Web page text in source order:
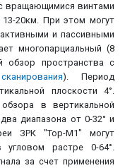
вращающимися винтами
20км. При этом могут
и пассивными
многопарциальный (8
обзор пространства с
). Период
плоскости 4°.
в вертикальной
диапазона от 0-32° и
ЗРК "Top-M1" могут
растре 0-64°.
за счет применения